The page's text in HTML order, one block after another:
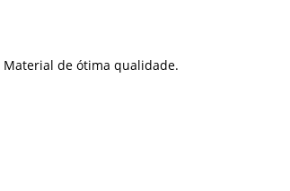
Material de ótima qualidade.